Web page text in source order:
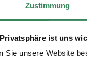
Zustimmung
ist uns
Sie unsere Website